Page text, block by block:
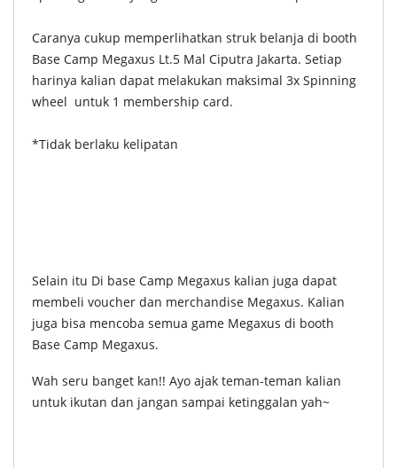
Caranya cukup memperlihatkan struk belanja di booth
Base Camp Megaxus Lt.5 Mal Ciputra Jakarta. Setiap
harinya kalian dapat melakukan maksimal 3x Spinning
wheel untuk 1 membership card.
*Tidak berlaku kelipatan
Selain itu Di base Camp Megaxus kalian juga dapat
membeli voucher dan merchandise Megaxus. Kalian
juga bisa mencoba semua game Megaxus di booth
Base Camp Megaxus.
Wah seru banget kan!! Ayo ajak teman-teman kalian
untuk ikutan dan jangan sampai ketinggalan yah~